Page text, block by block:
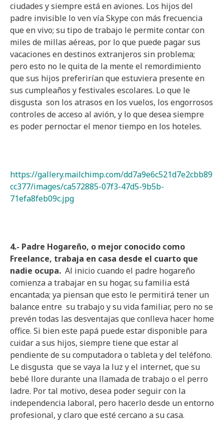
ciudades y siempre está en aviones. Los hijos del
padre invisible lo ven vía Skype con más frecuencia
que en vivo; su tipo de trabajo le permite contar con
miles de millas aéreas, por lo que puede pagar sus
vacaciones en destinos extranjeros sin problema;
pero esto no le quita de la mente el remordimiento
que sus hijos preferirían que estuviera presente en
sus cumpleaños y festivales escolares. Lo que le
disgusta son los atrasos en los vuelos, los engorrosos
controles de acceso al avión, y lo que desea siempre
es poder pernoctar el menor tiempo en los hoteles.
https://gallery.mailchimp.com/dd7a9e6c521d7e2cbb89
cc377/images/ca572885-07f3-47d5-9b5b-
71efa8feb09c.jpg
4.- Padre Hogareño, o mejor conocido como
Freelance, trabaja en casa desde el cuarto que
nadie ocupa. Al inicio cuando el padre hogareño
comienza a trabajar en su hogar, su familia está
encantada; ya piensan que esto le permitirá tener un
balance entre su trabajo y su vida familiar, pero no se
prevén todas las desventajas que conlleva hacer home
office. Si bien este papá puede estar disponible para
cuidar a sus hijos, siempre tiene que estar al
pendiente de su computadora o tableta y del teléfono.
Le disgusta que se vaya la luz y el internet, que su
bebé llore durante una llamada de trabajo o el perro
ladre. Por tal motivo, desea poder seguir con la
independencia laboral, pero hacerlo desde un entorno
profesional, y claro que esté cercano a su casa.